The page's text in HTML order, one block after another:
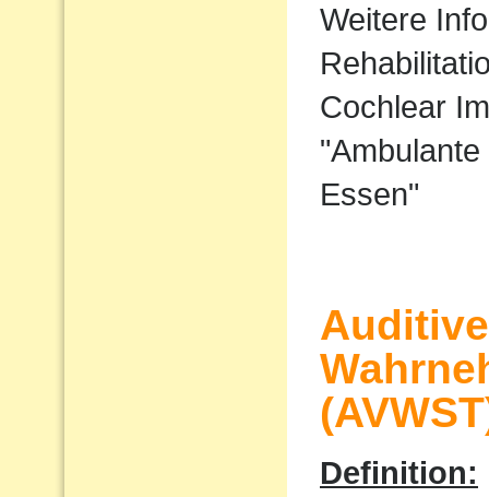
Weitere
Cochlear
Essen"
Definition: